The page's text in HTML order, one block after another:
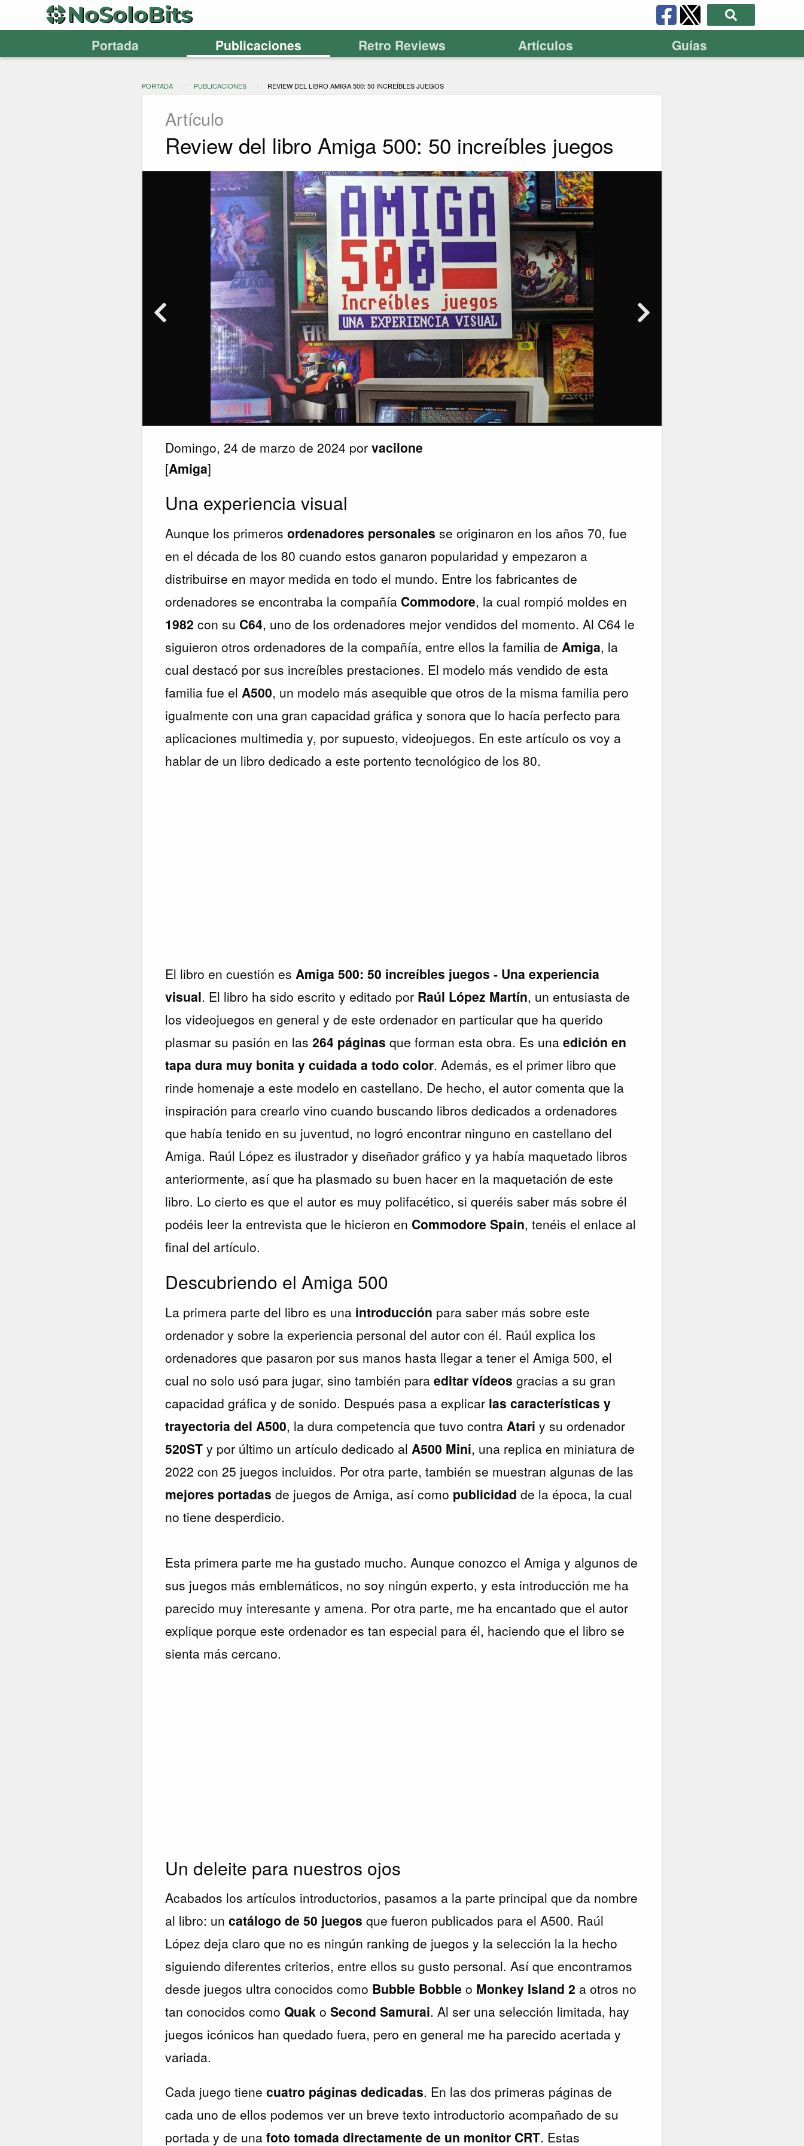
Portada Publicaciones Retro Reviews Artículos Guías
PORTADA PUBLICACIONES REVIEW DEL LIBRO AMIGA 500: 50 INCREÍBLES JUEGOS
Artículo
Review del libro Amiga 500: 50 increíbles juegos
Domingo, 24 de marzo de 2024 porvacilone
[Amiga]
Una experiencia visual
Aunque los primerosordenadores personales se originaron en los años 70, fue
en el década de los 80 cuando estos ganaron popularidad y empezaron a
distribuirse en mayor medida en todo el mundo. Entre los fabricantes de
ordenadores se encontraba la compañía Commodore, la cual rompió moldes en
1982con su C64, uno de los ordenadores mejor vendidos del momento. Al C64 le
siguieron otros ordenadores de la compañía, entre ellos la familia de Amiga, la
cual destacó por sus increíbles prestaciones. El modelo más vendido de esta
familia fue el A500, un modelo más asequible que otros de la misma familia pero
igualmente con una gran capacidad gráfica y sonora que lo hacía perfecto para
aplicaciones multimedia y, por supuesto, videojuegos. En este artículo os voy a
hablar de un libro dedicado a este portento tecnológico de los 80.
El libro en cuestión esAmiga 500: 50 increíbles juegos - Una experiencia
visual. El libro ha sido escrito y editado por Raúl López Martín, un entusiasta de
los videojuegos en general y de este ordenador en particular que ha querido
plasmar su pasión en las264 páginas que forman esta obra. Es unaedición en
tapa dura muy bonita y cuidada a todo color. Además, es el primer libro que
rinde homenaje a este modelo en castellano. De hecho, el autor comenta que la
inspiración para crearlo vino cuando buscando libros dedicados a ordenadores
que había tenido en su juventud, no logró encontrar ninguno en castellano del
Amiga. Raúl López es ilustrador y diseñador gráfico y ya había maquetado libros
anteriormente, así que ha plasmado su buen hacer en la maquetación de este
libro. Lo cierto es que el autor es muy polifacético, si queréis saber más sobre él
podéis leer la entrevista que le hicieron en Commodore Spain, tenéis el enlace al
final del artículo.
Descubriendo el Amiga 500
La primera parte del libro es una introducción para saber más sobre este
ordenador y sobre la experiencia personal del autor con él. Raúl explica los
ordenadores que pasaron por sus manos hasta llegar a tener el Amiga 500, el
cual no solo usó para jugar, sino también paraeditar vídeos gracias a su gran
capacidad gráfica y de sonido. Después pasa a explicar las características y
trayectoria del A500, la dura competencia que tuvo contraAtariy su ordenador
520STy por último un artículo dedicado alA500 Mini, una replica en miniatura de
2022 con 25 juegos incluidos. Por otra parte, también se muestran algunas de las
mejores portadas de juegos de Amiga, así como publicidadde la época, la cual
no tiene desperdicio.
Esta primera parte me ha gustado mucho. Aunque conozco el Amiga y algunos de
sus juegos más emblemáticos, no soy ningún experto, y esta introducción me ha
parecido muy interesante y amena. Por otra parte, me ha encantado que el autor
explique porque este ordenador es tan especial para él, haciendo que el libro se
sienta más cercano.
Un deleite para nuestros ojos
Acabados los artículos introductorios, pasamos a la parte principal que da nombre
al libro: uncatálogo de 50 juegos que fueron publicados para el A500. Raúl
López deja claro que no es ningún ranking de juegos y la selección la la hecho
siguiendo diferentes criterios, entre ellos su gusto personal. Así que encontramos
desde juegos ultra conocidos como Bubble Bobble o Monkey Island 2 a otros no
tan conocidos como QuakoSecond Samurai. Al ser una selección limitada, hay
juegos icónicos han quedado fuera, pero en general me ha parecido acertada y
variada.
Cada juego tienecuatro páginas dedicadas. En las dos primeras páginas de
cada uno de ellos podemos ver un breve texto introductorio acompañado de su
portada y de unafoto tomada directamente de un monitor CRT. Estas